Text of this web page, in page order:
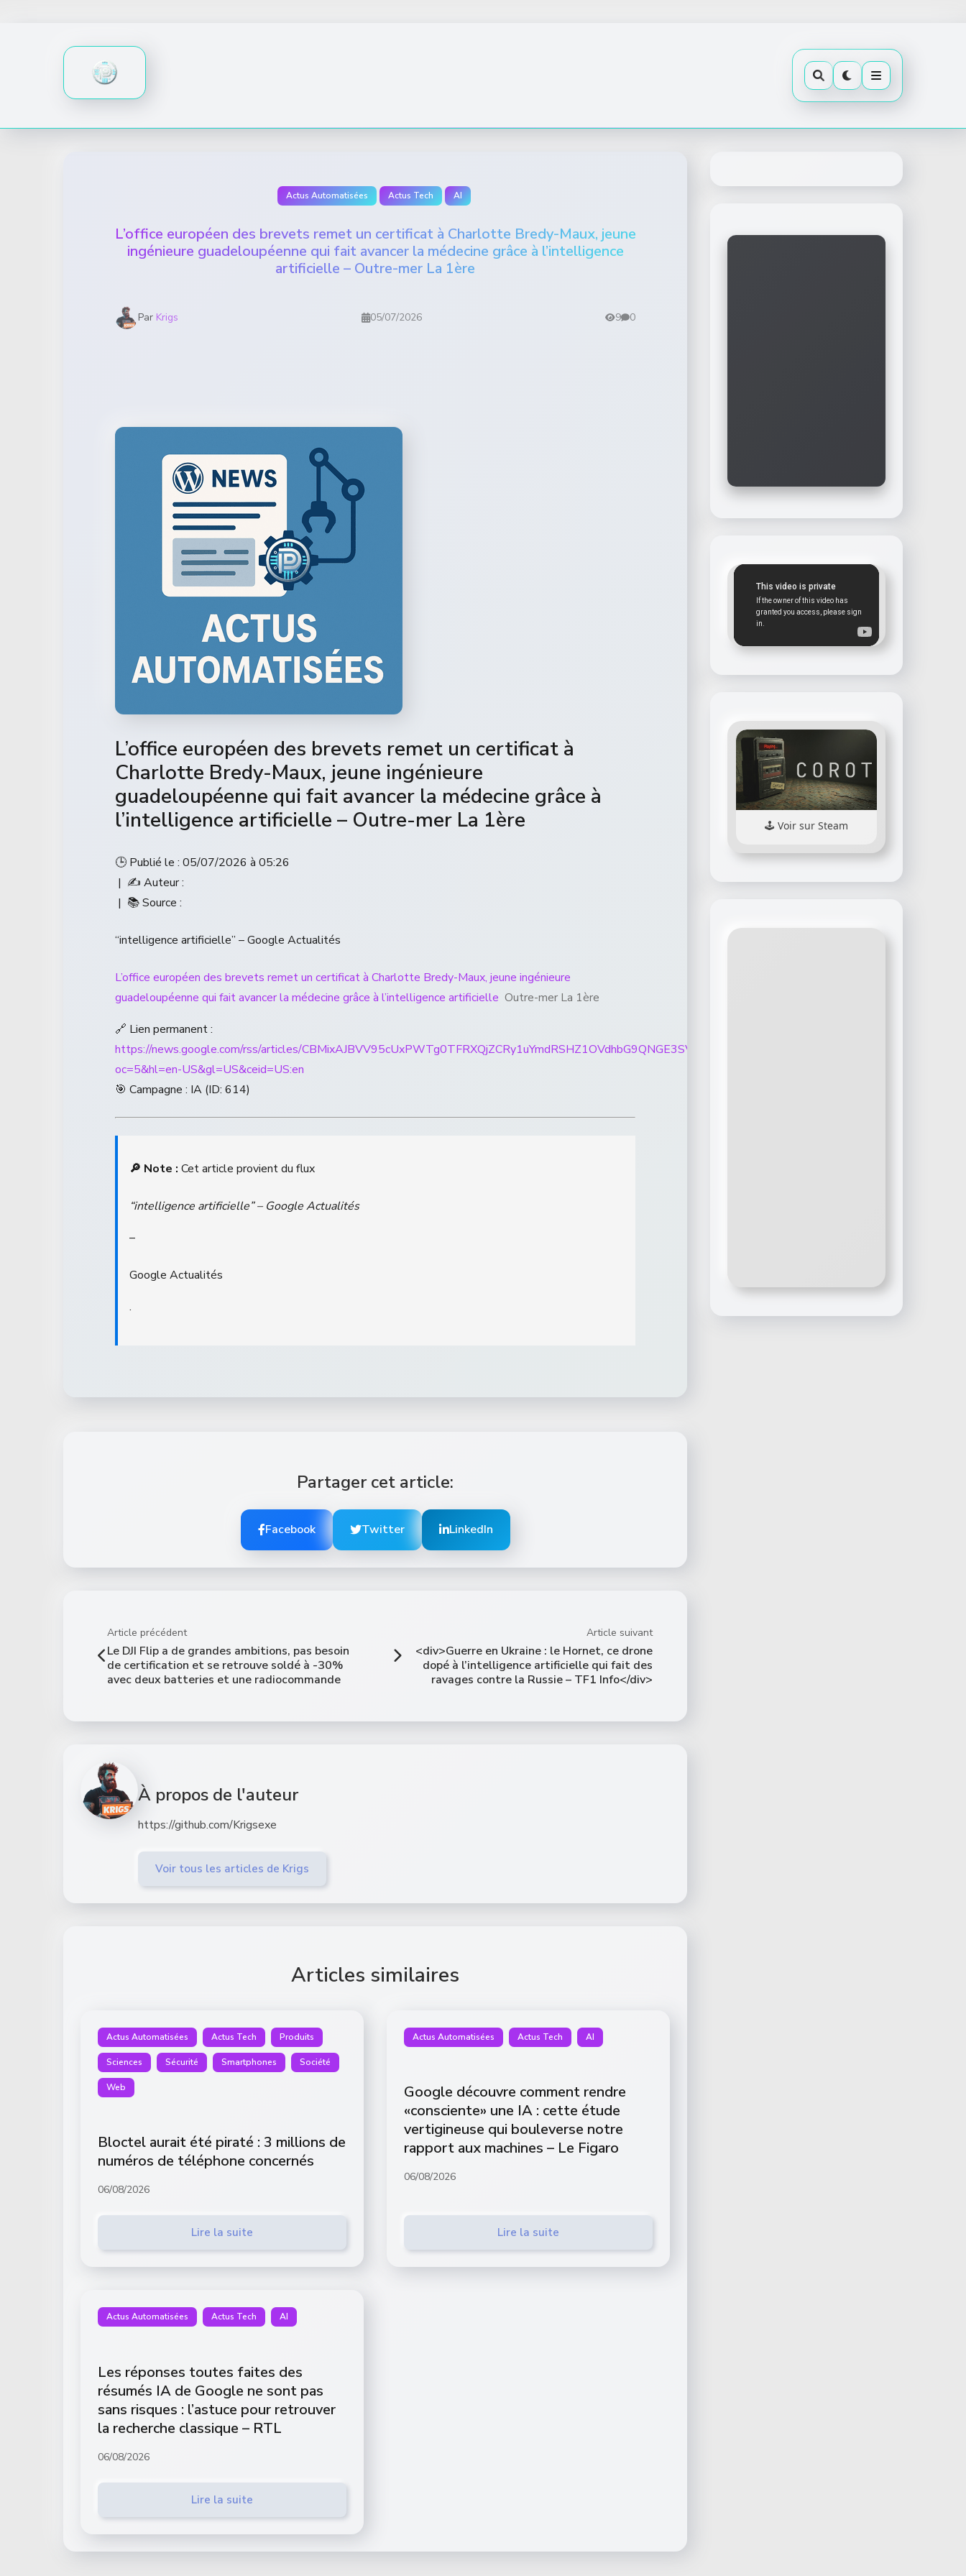
Actus Automatisées Actus Tech AI
L’office européen des brevets remet un certificat à Charlotte Bredy-Maux, jeune
ingénieure guadeloupéenne qui fait avancer la médecine grâce à l’intelligence
artificielle – Outre-mer La 1ère
Par Krigs 05/07/2026 9 0
L’office européen des brevets remet un certificat à
Charlotte Bredy-Maux, jeune ingénieure
guadeloupéenne qui fait avancer la médecine grâce à
l’intelligence artificielle – Outre-mer La 1ère
🕒 Publié le : 05/07/2026 à 05:26
| ✍️ Auteur :
| 📚 Source :
“intelligence artificielle” – Google Actualités
L’office européen des brevets remet un certificat à Charlotte Bredy-Maux, jeune ingénieure
guadeloupéenne qui fait avancer la médecine grâce à l’intelligence artificielle Outre-mer La 1ère
🔗 Lien permanent :
https://news.google.com/rss/articles/
oc=5&hl=en-US&gl=US&ceid=US:en
🎯 Campagne : IA (ID: 614)
🔎 Note : Cet article provient du flux
“intelligence artificielle” – Google Actualités
–
Google Actualités
.
Partager cet article:
Facebook Twitter LinkedIn
Article précédent
Le DJI Flip a de grandes ambitions, pas besoin
de certification et se retrouve soldé à -30%
avec deux batteries et une radiocommande
Article suivant
<div>Guerre en Ukraine : le Hornet, ce drone
dopé à l’intelligence artificielle qui fait des
ravages contre la Russie – TF1 Info</div>
À propos de l'auteur
https://github.com/Krigsexe
Voir tous les articles de Krigs
Articles similaires
Actus Automatisées Actus Tech Produits
Sciences Sécurité Smartphones Société
Web
Bloctel aurait été piraté : 3 millions de
numéros de téléphone concernés
06/08/2026
Lire la suite
Actus Automatisées Actus Tech AI
Google découvre comment rendre
«consciente» une IA : cette étude
vertigineuse qui bouleverse notre
rapport aux machines – Le Figaro
06/08/2026
Lire la suite
Actus Automatisées Actus Tech AI
Les réponses toutes faites des
résumés IA de Google ne sont pas
sans risques : l’astuce pour retrouver
la recherche classique – RTL
06/08/2026
Lire la suite
Voir sur Steam